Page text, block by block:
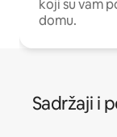
koji su vam
domu.
Sadržaji i